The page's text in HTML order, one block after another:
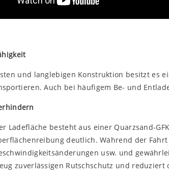
und langlebigen Konstruktion besitzt es
Auch bei häufigem Be- und
Ladefläche besteht aus einer Quarzsand-
deutlich. Während der
usw. und
zuverlässigen Rutschschutz und